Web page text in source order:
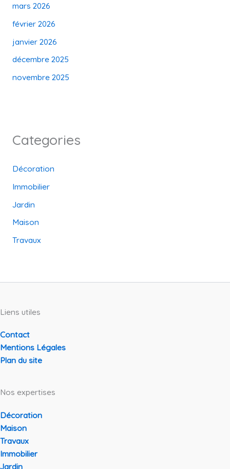
mars 2026
février 2026
janvier 2026
décembre 2025
novembre 2025
Categories
Décoration
Immobilier
Jardin
Maison
Travaux
Liens utiles
Contact
Mentions Légales
Plan du site
Nos expertises
Décoration
Maison
Travaux
Immobilier
Jardin